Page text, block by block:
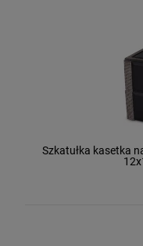
Szkatułka kasetka